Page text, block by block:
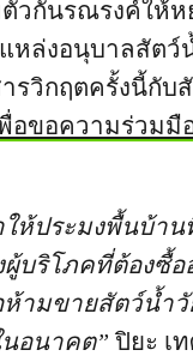
วกันรณรงค์ให้
หล่งอนุบาลสัตว์
วิกฤตครั้งนี้กับ
อขอความร่วม
ห้ประมงพื้นบ้าน
บริโภคที่ต้องซื้อ
ามขายสัตว์น้ำวั
อนาคต” ปิยะ เ